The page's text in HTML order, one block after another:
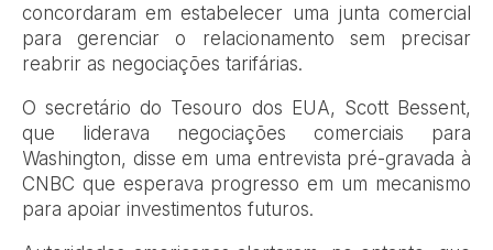
concordaram em estabelecer uma junta comercial
para gerenciar o relacionamento sem precisar
reabrir as negociações tarifárias.
O secretário do Tesouro dos EUA, Scott Bessent,
que liderava negociações comerciais para
Washington, disse em uma entrevista pré-gravada à
CNBC que esperava progresso em um mecanismo
para apoiar investimentos futuros.